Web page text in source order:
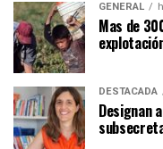
GENERAL
Mas de
DESTACADA
Designan